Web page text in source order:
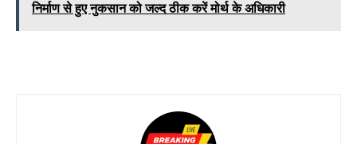
निर्माण से हुए नुकसान को जल्द ठीक करें मोर्थ के अधिकारी